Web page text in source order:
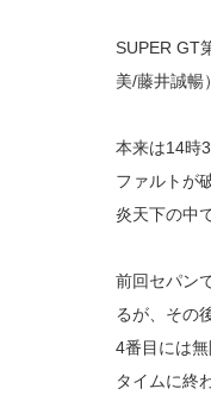
SUPER GT
美/藤井誠暢
本来は14時
ファルトが
炎天下の中
前回セパン
るが、その
4番目には
タイムに終